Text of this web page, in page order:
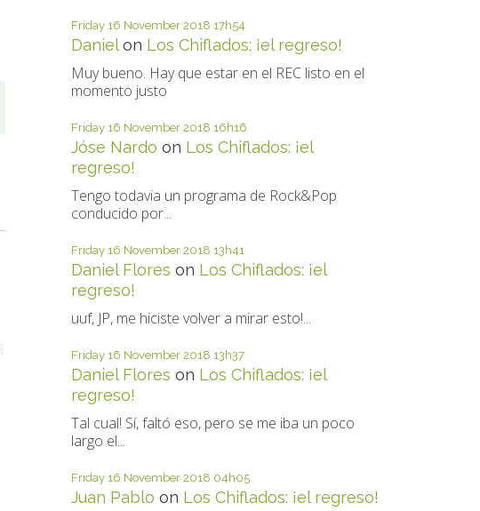
Friday 16 November 2018 17h54
Danielon Los Chiflados: ¡el regreso!
Muy bueno. Hay que estar en el REC listo en el
momento justo
Friday 16 November 2018 16h16
Jóse Nardo on Los Chiflados: ¡el
regreso!
Tengo todavia un programa de Rock&Pop
conducido por...
Friday 16 November 2018 13h41
Daniel Flores on Los Chiflados: ¡el
regreso!
uuf, JP, me hiciste volver a mirar esto!...
Friday 16 November 2018 13h37
Daniel Flores on Los Chiflados: ¡el
regreso!
Tal cual! Sí, faltó eso, pero se me iba un poco
largo el...
Friday 16 November 2018 04h05
Juan Pablo on Los Chiflados: ¡el regreso!